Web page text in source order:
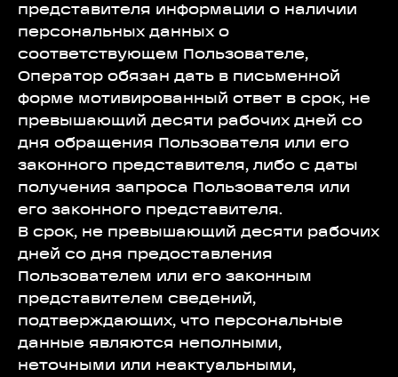
представителя информации о наличии
персональных данных о
соответствующем Пользователе,
Оператор обязан дать в письменной
форме мотивированный ответ в срок, не
превышающий десяти рабочих дней со
дня обращения Пользователя или его
законного представителя, либо с даты
получения запроса Пользователя или
его законного представителя.
В срок, не превышающий десяти рабочих
дней со дня предоставления
Пользователем или его законным
представителем сведений,
подтверждающих, что персональные
данные являются неполными,
неточными или неактуальными,